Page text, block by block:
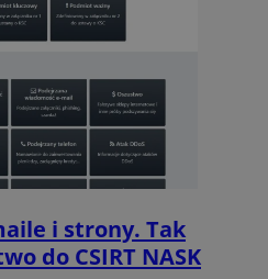
i strony. Tak
do CSIRT NASK